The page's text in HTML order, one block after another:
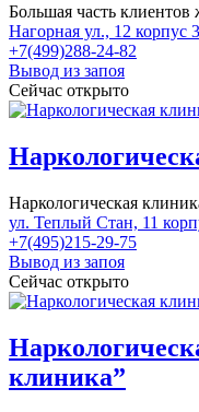
Большая часть клиентов
Нагорная ул., 12 корпус
+7(499)288-24-82
Вывод из запоя
Сейчас открыто
Наркологическая
ул. Теплый Стан, 11
+7(495)215-29-75
Вывод из запоя
Сейчас открыто
клиника”